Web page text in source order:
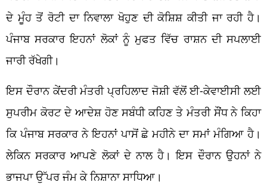
ਦੇ ਮੂੰਹ ਤੋਂ ਰੋਟੀ ਦਾ ਨਿਵਾਲਾ ਖੋਹੁਣ ਦੀ ਕੋਸ਼ਿਸ਼ ਕੀਤੀ ਜਾ ਰਹੀ ਹੈ।
ਪੰਜਾਬ ਸਰਕਾਰ ਇਹਨਾਂ ਲੋਕਾਂ ਨੂੰ ਮੁਫਤ ਵਿੱਚ ਰਾਸ਼ਨ ਦੀ ਸਪਲਾਈ
ਜਾਰੀ ਰੱਖੇਗੀ।
ਇਸ ਦੌਰਾਨ ਕੇਂਦਰੀ ਮੰਤਰੀ ਪ੍ਰਹਿਲਾਦ ਜੋਸ਼ੀ ਵੱਲੋਂ ਈ-ਕੇਵਾਈਸੀ ਲਈ
ਸੁਪਰੀਮ ਕੋਰਟ ਦੇ ਆਦੇਸ਼ ਹੋਣ ਸਬੰਧੀ ਕਹਿਣ ਤੇ ਮੰਤਰੀ ਸੌਂਧ ਨੇ ਕਿਹਾ
ਕਿ ਪੰਜਾਬ ਸਰਕਾਰ ਨੇ ਇਹਨਾਂ ਪਾਸੋਂ ਛੇ ਮਹੀਨੇ ਦਾ ਸਮਾਂ ਮੰਗਿਆ ਹੈ।
ਲੇਕਿਨ ਸਰਕਾਰ ਆਪਣੇ ਲੋਕਾਂ ਦੇ ਨਾਲ ਹੈ। ਇਸ ਦੌਰਾਨ ਉਹਨਾਂ ਨੇ
ਭਾਜਪਾ ਉੱਪਰ ਜੰਮ ਕੇ ਨਿਸ਼ਾਨਾ ਸਾਧਿਆ।